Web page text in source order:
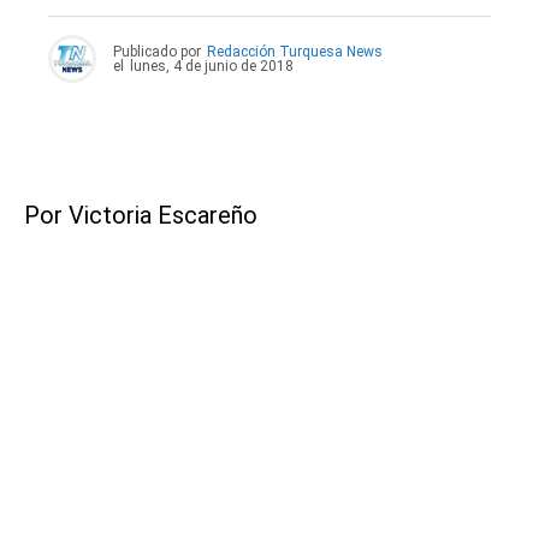
Publicado por Redacción Turquesa News
el
lunes, 4 de junio de 2018
Por Victoria Escareño